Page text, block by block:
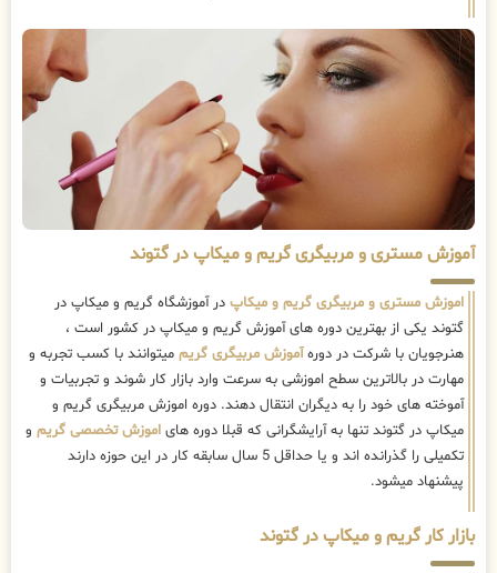
آموزش مستری و مربیگری گریم و میکاپ در گتوند
اموزش مستری و مربیگری گریم و میکاپ در آموزشگاه گریم و میکاپ در
گتوند یکی از بهترین دوره های آموزش گریم و میکاپ در کشور است ،
هنرجویان با شرکت در دورهآموزش مربیگری گریم میتوانند با کسب تجربه و
مهارت در بالاترین سطح اموزشی به سرعت وارد بازار کار شوند و تجربیات و
آموخته های خود را به دیگران انتقال دهند. دوره اموزش مربیگری گریم و
میکاپ در گتوند تنها به آرایشگرانی که قبلا دوره های اموزش تخصصی گریم و
تکمیلی را گذرانده اند و یا حداقل 5 سال سابقه کار در این حوزه دارند
پیشنهاد میشود.
بازار کار گریم و میکاپ در گتوند